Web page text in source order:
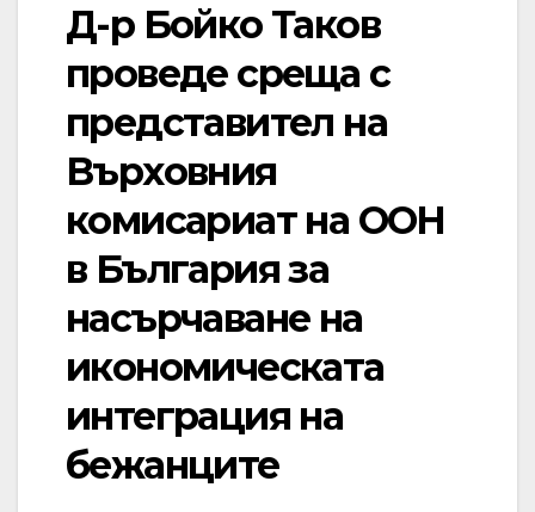
Д-р Бойко Таков
проведе среща с
представител на
Върховния
комисариат на ООН
в България за
насърчаване на
икономическата
интеграция на
бежанците